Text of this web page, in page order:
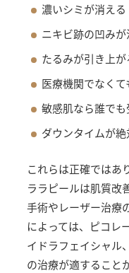
濃いシミが消える
ニキビ跡の凹みが
たるみが引き上が
医療機関でなく
敏感肌なら誰で
ダウンタイムが
これらは正確ではあ
ララピールは肌質改
手術やレーザー治療
によっては、ピコレ
イドラフェイシャル
の治療が適すること